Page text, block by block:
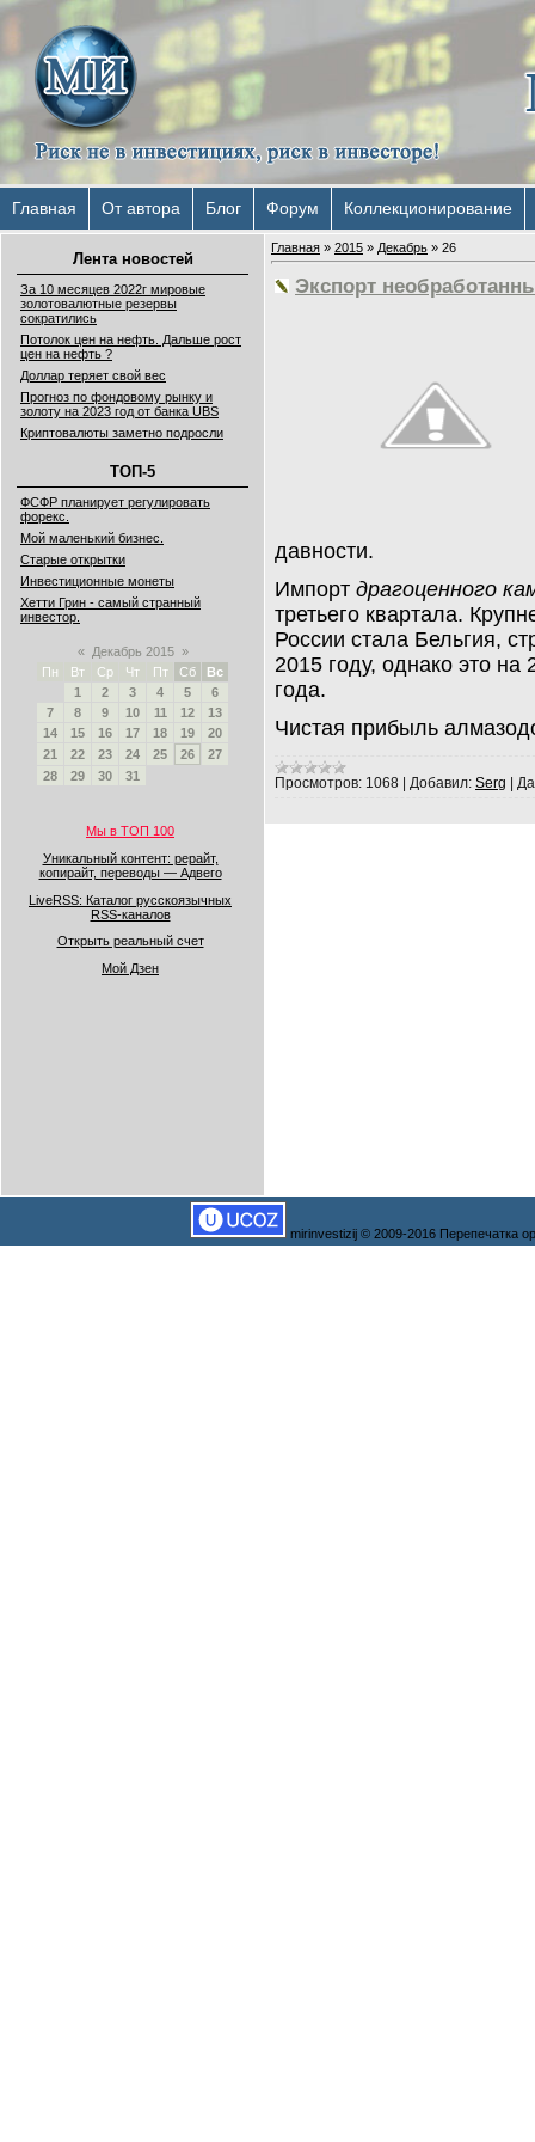
Главная От автора Блог Форум Коллекционирование
Лента новостей
За 10 месяцев 2022г мировые
золотовалютные резервы
сократились
Потолок цен на нефть. Дальше рост
цен на нефть ?
Доллар теряет свой вес
Прогноз по фондовому рынку и
золоту на 2023 год от банка UBS
Криптовалюты заметно подросли
ТОП-5
ФСФР планирует регулировать
форекс.
Мой маленький бизнес.
Старые открытки
Инвестиционные монеты
Хетти Грин - самый странный
инвестор.
« Декабрь 2015 »
Пн
Вт Ср Чт Пт Сб
Вс
1
2 3 4 5
6
7
8 9 10 11 12
13
14
15 16 17 18 19
20
21
22 23 24 25 26
27
28
29 30 31
Мы в ТОП 100
Уникальный контент: рерайт,
копирайт, переводы — Адвего
LiveRSS: Каталог русскоязычных
RSS-каналов
Открыть реальный счет
Мой Дзен
Главная » 2015 » Декабрь » 26
Экспорт
давности.
Импорт драгоценного
третьего квартала.
России стала Бельгия,
2015 году, однако это
года.
Чистая прибыль
Просмотров: 1068 Добавил: Serg
mirinvestizij © 2009-2016 Перепечатка